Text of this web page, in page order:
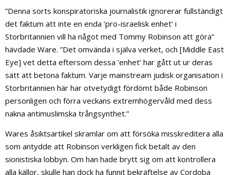
”Denna sorts konspiratoriska journalistik ignorerar fullständigt
det faktum att inte en enda ’pro-israelisk enhet’ i
Storbritannien vill ha något med Tommy Robinson att göra”
hävdade Ware. ”Det omvända i själva verket, och [Middle East
Eye] vet detta eftersom dessa ’enhet’ har gått ut ur deras
sätt att betona faktum. Varje mainstream judisk organisation i
Storbritannien här har otvetydigt fördömt både Robinson
personligen och förra veckans extremhögervåld med dess
nakna antimuslimska trångsynthet.”
Wares åsiktsartikel skramlar om att försöka misskreditera alla
som antydde att Robinson verkligen fick betalt av den
sionistiska lobbyn. Om han hade brytt sig om att kontrollera
alla källor, skulle han dock ha funnit bekräftelse av Cordoba